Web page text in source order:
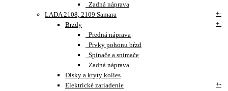
Zadná náprava
LADA 2108, 2109 Samara
+-
Brzdy
+-
Predná náprava
Prvky pohonu bŕzd
Spínače a snímače
Zadná náprava
Disky a kryty kolies
Elektrické zariadenie
+-